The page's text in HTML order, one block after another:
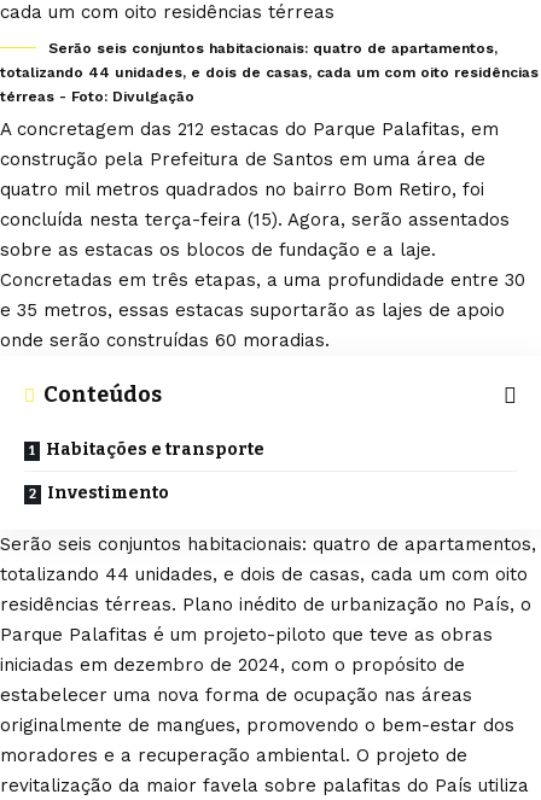
Serão seis conjuntos habitacionais: quatro de apartamentos,
totalizando 44 unidades, e dois de casas, cada um com oito residências
térreas - Foto: Divulgação
A concretagem das 212 estacas do Parque Palafitas, em
construção pela Prefeitura de Santos em uma área de
quatro mil metros quadrados no bairro Bom Retiro, foi
concluída nesta terça-feira (15). Agora, serão assentados
sobre as estacas os blocos de fundação e a laje.
Concretadas em três etapas, a uma profundidade entre 30
e 35 metros, essas estacas suportarão as lajes de apoio
onde serão construídas 60 moradias.
Conteúdos
Habitações e transporte
Investimento
Serão seis conjuntos habitacionais: quatro de apartamentos,
totalizando 44 unidades, e dois de casas, cada um com oito
residências térreas. Plano inédito de urbanização no País, o
Parque Palafitas é um projeto-piloto que teve as obras
iniciadas em dezembro de 2024, com o propósito de
estabelecer uma nova forma de ocupação nas áreas
originalmente de mangues, promovendo o bem-estar dos
moradores e a recuperação ambiental. O projeto de
revitalização da maior favela sobre palafitas do País utiliza